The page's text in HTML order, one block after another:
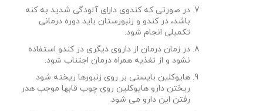
در صورتی که کندوی دارای آلودگی شدید به کنه
باشد، در کندو و زنبورستان باید دوره درمانی
تکمیلی انجام شود.
در زمان درمان از داروی دیگری در کندو استفاده
نشود و از تغذیه همراه درمان اجتناب شود.
هایوکلین بایستی بر روی زنبورها ریخته شود
ریختن دارو هایوکلین روی چوب قابها موجب هدر
رفتن این دارو می شود.